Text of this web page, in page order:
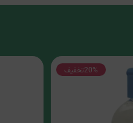
20%تخفیف